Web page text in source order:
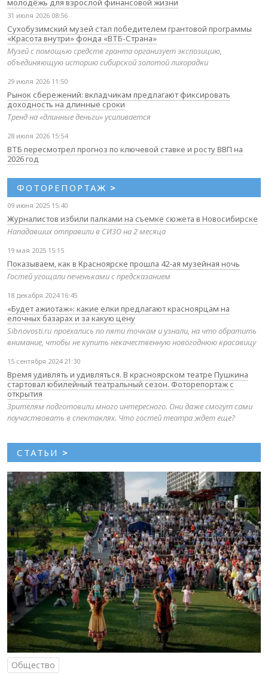
молодёжь для взрослой финансовой жизни
31 июля 2026 08:56
Сухобузимский музей стал победителем грантовой программы
«Красота внутри» фонда «ВТБ-Страна»
Музей с помощью средств гранта организует экспозицию,
объединяющую историю сибирской золотой лихорадки
29 июля 2026 11:50
Рынок сбережений: вкладчикам предлагают фиксировать
доходность на длинные сроки
Тренд на «длинные деньги» усиливается
28 июля 2026 15:54
ВТБ пересмотрел прогноз по ключевой ставке и росту ВВП на
2026 год
ФОТОРЕПОРТАЖ >
09 июня 2025 15:40
Журналистов избили палками на съемке сюжета в Новосибирске
Нападавших отправили в СИЗО на 2 месяца
19 мая 2025 15:15
Показываем, как в Красноярске прошла 42-ая музейная ночь
Гостей угощали печеньками с предсказанием
18 декабря 2024 16:45
«Будет ажиотаж»: какие елки предлагают красноярцам на
елочных базарах и за какую цену
Sibnovosti.ru проехались по пяти точкам и узнали, на что обратить
внимание, чтобы не купить некачественную новогоднюю красавицу
15 сентября 2024 21:30
Время удивлять и удивляться. В красноярском театре Пушкина
стартовал юбилейный театральный сезон. Фоторепортаж с
открытия
Зрителям подготовили много интересного. Они даже смогут сами
поучаствовать в спектаклях. Что гостей театра ждет еще?
СТАТЬИ >
Общество